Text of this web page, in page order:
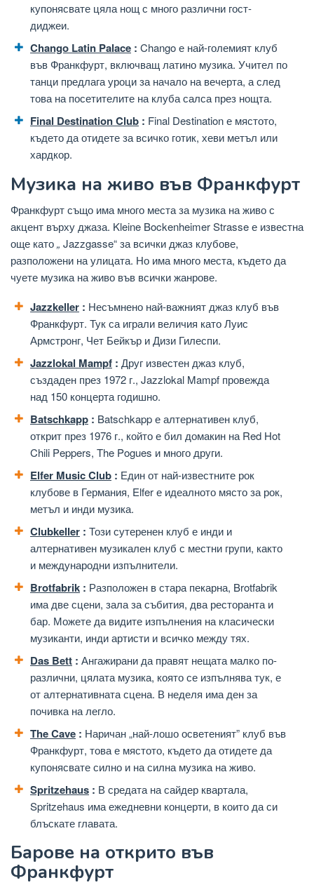
купонясвате цяла нощ с много различни гост-
диджеи.
Chango Latin Palace : Chango е най-големият клуб
във Франкфурт, включващ латино музика. Учител по
танци предлага уроци за начало на вечерта, а след
това на посетителите на клуба салса през нощта.
Final Destination Club : Final Destination е мястото,
където да отидете за всичко готик, хеви метъл или
хардкор.
Музика на живо във Франкфурт
Франкфурт също има много места за музика на живо с
акцент върху джаза. Kleine Bockenheimer Strasse е известна
още като„ Jazzgasse“ за всички джаз клубове,
разположени на улицата. Но има много места, където да
чуете музика на живо във всички жанрове.
Jazzkeller : Несъмнено най-важният джаз клуб във
Франкфурт. Тук са играли величия като Луис
Армстронг, Чет Бейкър и Дизи Гилеспи.
Jazzlokal Mampf : Друг известен джаз клуб,
създаден през 1972 г., Jazzlokal Mampf провежда
над 150 концерта годишно.
Batschkapp : Batschkapp е алтернативен клуб,
открит през 1976 г., който е бил домакин на Red Hot
Chili Peppers, The Pogues и много други.
Elfer Music Club : Един от най-известните рок
клубове в Германия, Elfer е идеалното място за рок,
метъл и инди музика.
Clubkeller : Този сутеренен клуб е инди и
алтернативен музикален клуб с местни групи, както
и международни изпълнители.
Brotfabrik : Разположен в стара пекарна, Brotfabrik
има две сцени, зала за събития, два ресторанта и
бар. Можете да видите изпълнения на класически
музиканти, инди артисти и всичко между тях.
Das Bett : Ангажирани да правят нещата малко по-
различни, цялата музика, която се изпълнява тук, е
от алтернативната сцена. В неделя има ден за
почивка на легло.
The Cave : Наричан „най-лошо осветеният” клуб във
Франкфурт, това е мястото, където да отидете да
купонясвате силно и на силна музика на живо.
Spritzehaus : В средата на сайдер квартала,
Spritzehaus има ежедневни концерти, в които да си
блъскате главата.
Барове на открито във
Франкфурт